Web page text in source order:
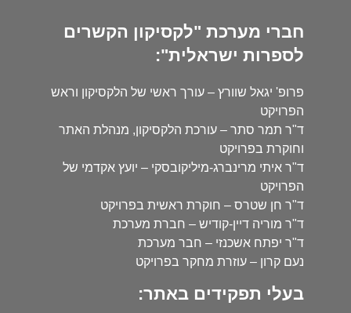
חברי מערכת "לקסיקון הקשרים
לספרות ישראלית":
פרופ' יגאל שוורץ – עורך ראשי של הלקסיקון וראש
הפרויקט
ד"ר תמר סתר – עורכת הלקסיקון, מנהלת האתר
וחוקרת בפרויקט
ד"ר איתי מרינברג-מיליקובסקי – יועץ אקדמי של
הפרויקט
ד"ר חן שטרס – חוקרת ראשית בפרויקט
ד"ר מוריה דיין-קודיש – חברת מערכת
ד"ר יפתח אשכנזי – חבר מערכת
נעם קרון – עוזרת מחקר בפרויקט
בעלי תפקידים באתר: